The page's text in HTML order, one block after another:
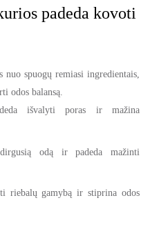
padeda kovoti
spuogų remiasi ingredientais,
odos balansą.
išvalyti poras ir mažina
odą ir padeda mažinti
riebalų gamybą ir stiprina odos